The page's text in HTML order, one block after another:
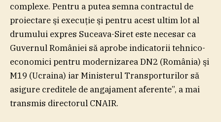
complexe. Pentru a putea semna contractul de
proiectare şi execuţie şi pentru acest ultim lot al
drumului expres Suceava-Siret este necesar ca
Guvernul României să aprobe indicatorii tehnico-
economici pentru modernizarea DN2 (România) şi
M19 (Ucraina) iar Ministerul Transporturilor să
asigure creditele de angajament aferente”, a mai
transmis directorul CNAIR.